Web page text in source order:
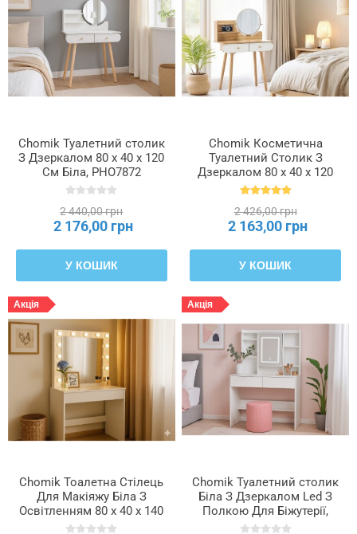
Chomik Туалетний столик
З Дзеркалом 80 x 40 x 120
См Біла, PHO7872
2 440,00 грн
2 176,00 грн
У КОШИК
Chomik Косметична
Туалетний Столик З
Дзеркалом 80 x 40 x 120
См Дерев'яний/Білий,
2 426,00 грн
2 163,00 грн
У КОШИК
Акція
Chomik Тоалетна Стілець
Для Макіяжу Біла З
Освітленням 80 x 40 x 140
См, PHO9452
Акція
Chomik Туалетний столик
Біла З Дзеркалом Led З
Полкою Для Біжутерії,
PHO2282